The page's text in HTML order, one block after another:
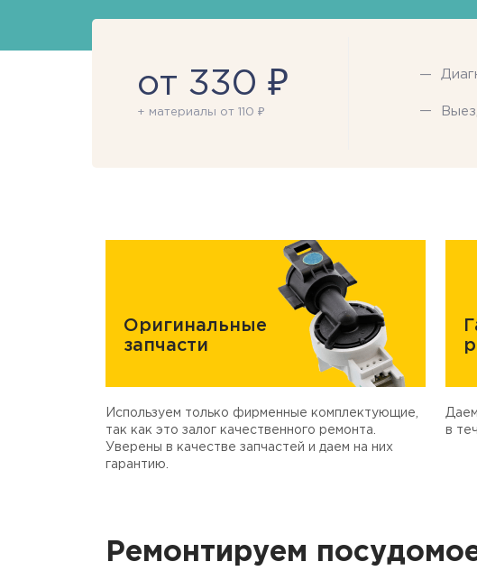
от 330 ₽
+ материалы от 110 ₽
Оригинальные
запчасти
Используем только фирменные комплектующие,
так как это залог качественного ремонта.
Уверены в качестве запчастей и даем на них
гарантию.
в
Ремонтируем